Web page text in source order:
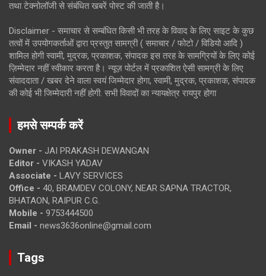
तथा टेक्नोलॉजी से संबंधित खबरें पोस्ट की जाती है।
Disclaimer - समाचार से सम्बंधित किसी भी तरह के विवाद के लिए साइट के कुछ
तत्वों में उपयोगकर्ताओं द्वारा प्रस्तुत सामग्री ( समाचार / फोटो / विडियो आदि )
शामिल होगी स्वामी, मुद्रक, प्रकाशक, संपादक इस तरह के सामग्रियों के लिए कोई
ज़िम्मेदार नहीं स्वीकार करता है। न्यूज़ पोर्टल में प्रकाशित ऐसी सामग्री के लिए
संवाददाता / खबर देने वाला स्वयं जिम्मेदार होगा, स्वामी, मुद्रक, प्रकाशक, संपादक
की कोई भी जिम्मेदारी नहीं होगी. सभी विवादों का न्यायक्षेत्र रायपुर होगा
हमसे सम्पर्क करें
Owner - JAI PRAKASH DEWANGAN
Editor - VIKASH YADAV
Associate - LAVY SERVICES
Office - 40, BRAMDEV COLONY, NEAR SAPNA TRACTOR,
BHATAON, RAIPUR C.G.
Mobile - 9753444500
Email - news3636online@gmail.com
Tags